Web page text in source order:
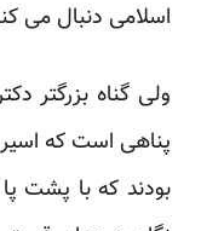
اسلامی دنبال می
ولی گناه بزرگتر
پناهی است که
بودند که با پشت